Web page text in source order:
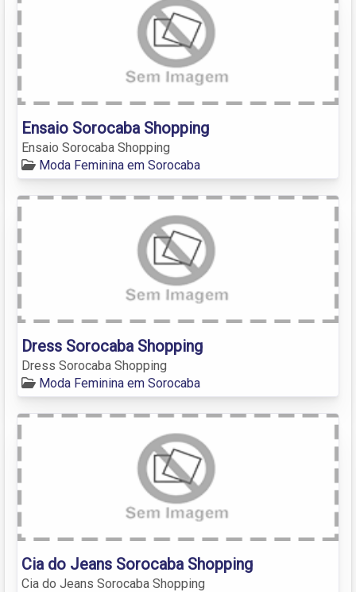
Ensaio Sorocaba Shopping
Ensaio Sorocaba Shopping
Moda Feminina em Sorocaba
Dress Sorocaba Shopping
Dress Sorocaba Shopping
Moda Feminina em Sorocaba
Cia do Jeans Sorocaba Shopping
Cia do Jeans Sorocaba Shopping